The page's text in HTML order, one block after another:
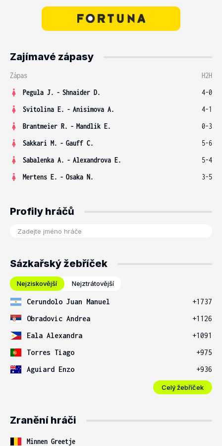
Zajímavé zápasy
Zápas
H2H
Pegula J. - Shnaider D.
4-0
Svitolina E. - Anisimova A.
4-1
Brantmeier R. - Mandlik E.
0-3
Sakkari M. - Gauff C.
5-6
Sabalenka A. - Alexandrova E.
5-4
Mertens E. - Osaka N. 3-5
Profily hráčů
Sázkařský žebříček
Nejziskovější Nejztrátovější
Cerundolo Juan Manuel
+1737
Obradovic Andrea
+1126
Eala Alexandra
+1091
Torres Tiago
+975
Aguiard Enzo
+936
Celý žebříček
Zranění hráči
Minnen Greetje